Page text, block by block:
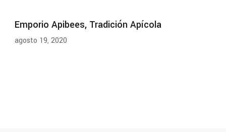
Emporio Apibees, Tradición Apícola
agosto 19, 2020